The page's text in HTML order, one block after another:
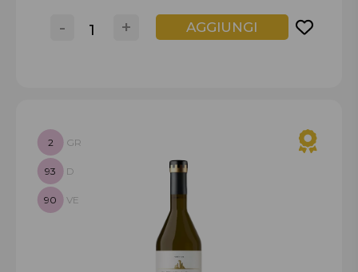
+
- AGGIUNGI
2 GR
93 D
90 VE